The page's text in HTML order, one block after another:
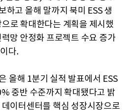
하고 올해 말까지 북미 ESS 생
로 확대한다는 계획을 제시했
망 안정화 프로젝트 수요 증가
다.
올해 1분기 실적 발표에서 ESS
중반 수준까지 확대됐다고 밝
이터센터를 핵심 성장시장으로